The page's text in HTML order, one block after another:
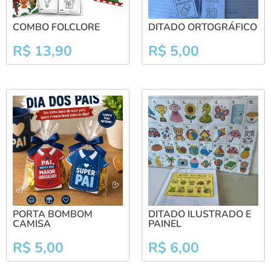
COMBO FOLCLORE
R$ 13,90
DITADO ORTOGRÁFICO
R$ 5,00
PORTA BOMBOM
CAMISA
R$ 5,00
DITADO ILUSTRADO E
PAINEL
R$ 6,00